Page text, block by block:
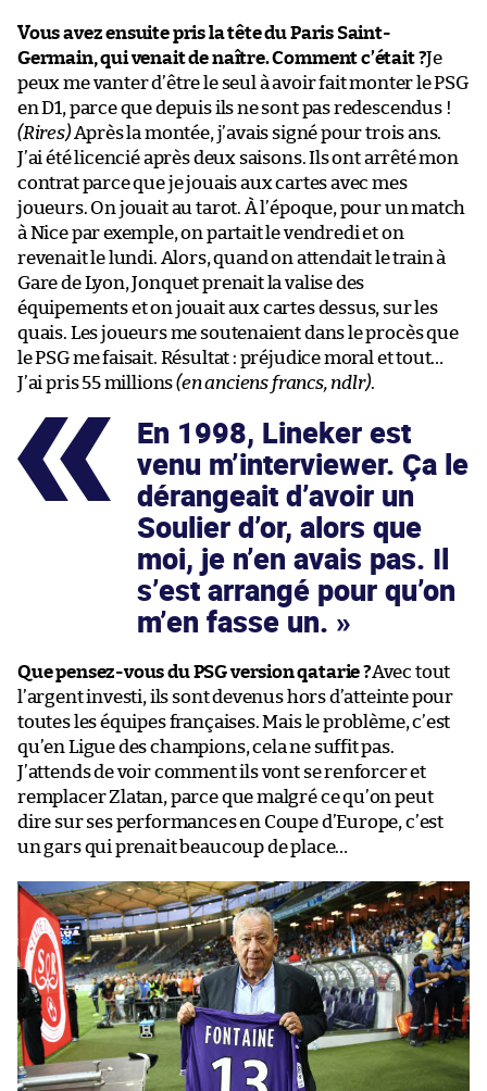
Vous avez ensuite pris la tête du Paris Saint-
Germain, qui venait de naître. Comment c’était ?Je
peux me vanter d’être le seul à avoir fait monter le PSG
en D1, parce que depuis ils ne sont pas redescendus !
(Rires)Après la montée, j’avais signé pour trois ans.
J’ai été licencié après deux saisons. Ils ont arrêté mon
contrat parce que je jouais aux cartes avec mes
joueurs. On jouait au tarot. À l’époque, pour un match
à Nice par exemple, on partait le vendredi et on
revenait le lundi. Alors, quand on attendait le train à
Gare de Lyon, Jonquet prenait la valise des
équipements et on jouait aux cartes dessus, sur les
quais. Les joueurs me soutenaient dans le procès que
le PSG me faisait. Résultat : préjudice moral et tout…
J’ai pris 55 millions(en anciens francs, ndlr).
En 1998, Lineker est
venu m’interviewer. Ça le
dérangeait d’avoir un
Soulier d’or, alors que
moi, je n’en avais pas. Il
s’est arrangé pour qu’on
m’en fasse un.
Que pensez-vous du PSG version qatarie ?Avec tout
l’argent investi, ils sont devenus hors d’atteinte pour
toutes les équipes françaises. Mais le problème, c’est
qu’en Ligue des champions, cela ne suffit pas.
J’attends de voir comment ils vont se renforcer et
remplacer Zlatan, parce que malgré ce qu’on peut
dire sur ses performances en Coupe d’Europe, c’est
un gars qui prenait beaucoup de place…